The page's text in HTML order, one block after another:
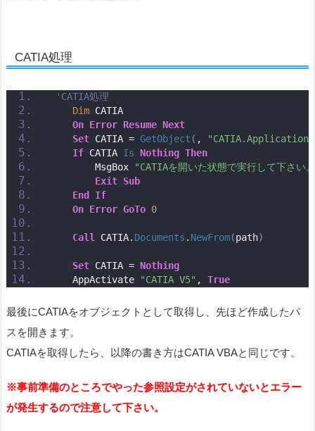
CATIA処理
'CATIA処理
Dim CATIA
On Error Resume Next
Set CATIA = GetObject( , "CATIA.Application"
If CATIA Is Nothing Then
        MsgBox
"CATIAを開いた状態で実行して下さい
Exit Sub
End
If
On Error GoTo 0
Call CATIA. Documents . NewFrom(path)
Set CATIA = Nothing
    AppActivate
"CATIA V5" , True
最後にCATIAをオブジェクトとして取得し、先ほど作成したパ
スを開きます。
CATIAを取得したら、以降の書き方はCATIA VBAと同じです。
※事前準備のところでやった参照設定がされていないとエラー
が発生するので注意して下さい。